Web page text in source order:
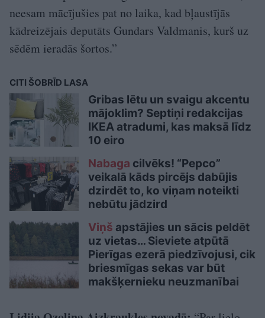
neesam mācījušies pat no laika, kad bļaustījās
kādreizējais deputāts Gundars Valdmanis, kurš uz
sēdēm ieradās šortos.”
CITI ŠOBRĪD LASA
Gribas lētu un svaigu akcentu
mājoklim? Septiņi redakcijas
IKEA atradumi, kas maksā līdz
10 eiro
Nabaga cilvēks! “Pepco”
veikalā kāds pircējs dabūjis
dzirdēt to, ko viņam noteikti
nebūtu jādzird
Viņš apstājies un sācis peldēt
uz vietas… Sieviete atpūtā
Pierīgas ezerā piedzīvojusi, cik
briesmīgas sekas var būt
makšķernieku neuzmanībai